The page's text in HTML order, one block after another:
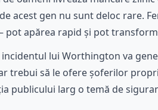
acest gen nu sunt deloc rare.
pot apărea rapid și pot
incidentul lui Worthington va
trebui să le ofere șoferilor
publicului larg o temă de